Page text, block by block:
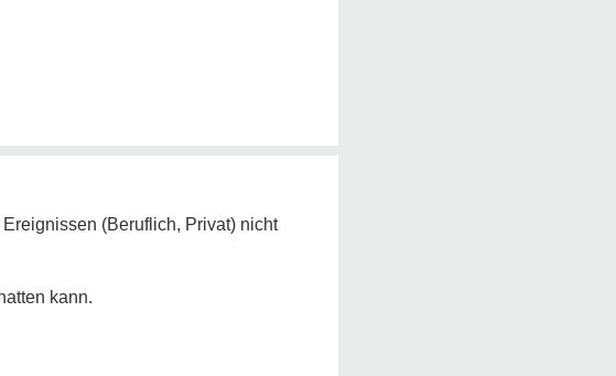
(Beruflich, Privat) nicht
kann.